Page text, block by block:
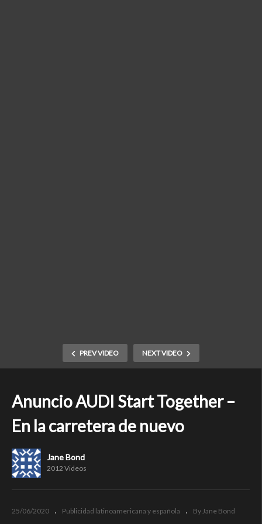
PREV VIDEO NEXT VIDEO
Anuncio AUDI Start Together –
En la carretera de nuevo
Jane Bond
2012 Videos
25/06/2020 Publicidad latinoamericana y española By Jane Bond